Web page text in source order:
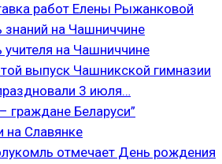
работ Елены Рыжанковой
знаний на Чашниччине
учителя на Чашниччине
выпуск Чашникской гимназии
3 июля…
граждане Беларуси”
на Славянке
отмечает День рождения